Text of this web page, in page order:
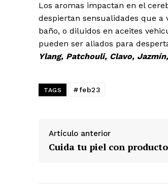
Los aromas impactan en el
despiertan sensualidades que
baño, o diluidos en aceites
pueden ser aliados para
Ylang, Patchouli, Clavo,
TAGS #feb23
Artículo anterior
Cuida tu piel con